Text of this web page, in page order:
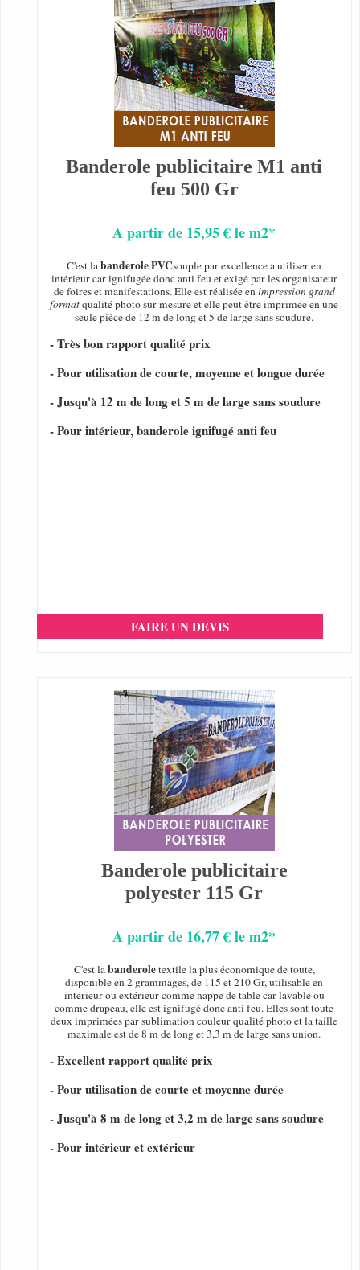
Banderole publicitaire M1 anti
feu 500 Gr
A partir de 15,95 € le m2*
C'est labanderole PVCsouple par excellence a utiliser en
intérieur car ignifugée donc anti feu et exigé par les organisateur
de foires et manifestations. Elle est réalisée enimpression grand
formatqualité photo sur mesure et elle peut être imprimée en une
seule pièce de 12 m de long et 5 de large sans soudure.
- Très bon rapport qualité prix
- Pour utilisation de courte, moyenne et longue durée
- Jusqu'à 12 m de long et 5 m de large sans soudure
- Pour intérieur, banderole ignifugé anti feu
FAIRE UN DEVIS
Banderole publicitaire
polyester 115 Gr
A partir de 16,77 € le m2*
C'est labanderoletextile la plus économique de toute,
disponible en 2 grammages, de 115 et 210 Gr, utilisable en
intérieur ou extérieur comme nappe de table car lavable ou
comme drapeau, elle est ignifugé donc anti feu. Elles sont toute
deux imprimées par sublimation couleur qualité photo et la taille
maximale est de 8 m de long et 3,3 m de large sans union.
- Excellent rapport qualité prix
- Pour utilisation de courte et moyenne durée
- Jusqu'à 8 m de long et 3,2 m de large sans soudure
- Pour intérieur et extérieur